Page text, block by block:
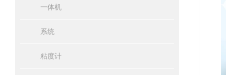
一体机
系统
粘度计